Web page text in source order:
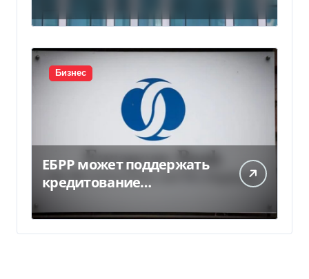
миллиарда
Бизнес
ЕБРР может поддержать
кредитование
300 млн евро — Delo.ua